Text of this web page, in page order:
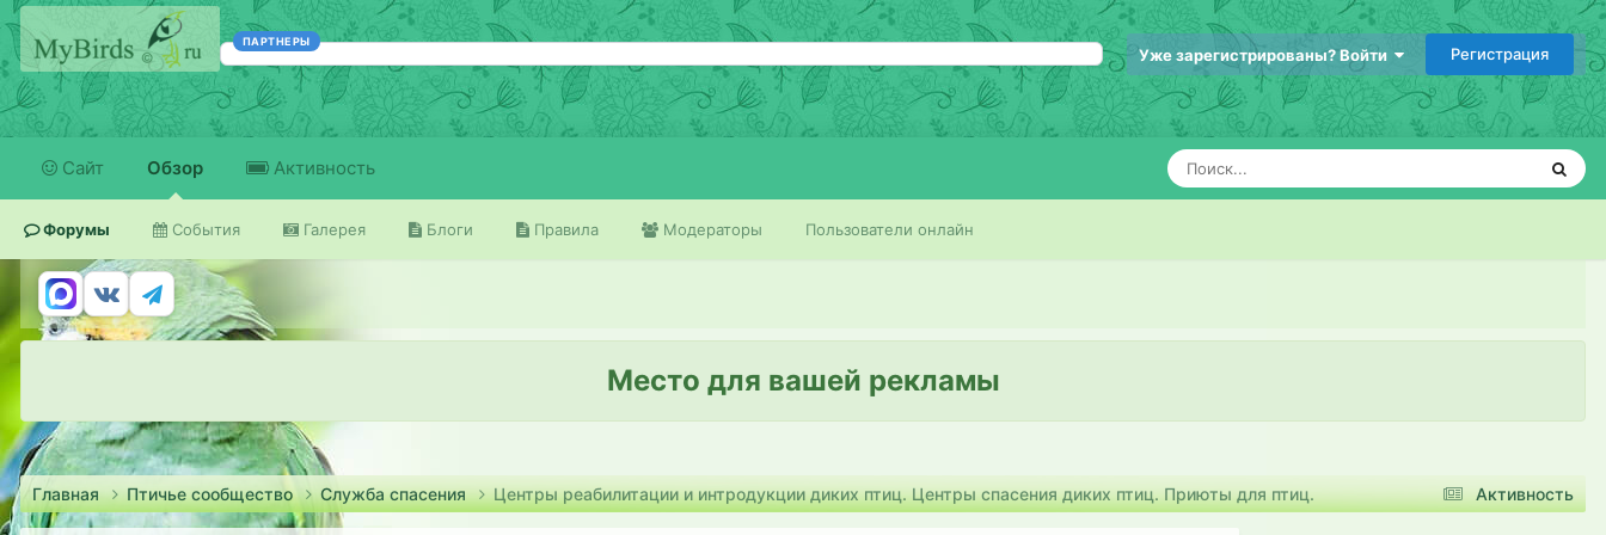
ПАРТНЕРЫ
Уже зарегистрированы? Войти Регистрация
Сайт Обзор
Форумы События Галерея Блоги Правила Модераторы Пользователи онлайн
Активность
Место для вашей рекламы
Активность
Главная Птичье сообщество Служба спасения Центры реабилитации и интродукции диких птиц. Центры спасения диких птиц. Приюты для птиц.